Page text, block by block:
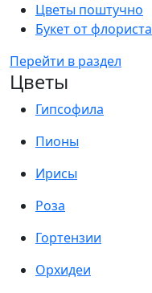
Цветы поштучно
Букет от флориста
Перейти в раздел
Цветы
Гипсофила
Пионы
Ирисы
Роза
Гортензии
Орхидеи